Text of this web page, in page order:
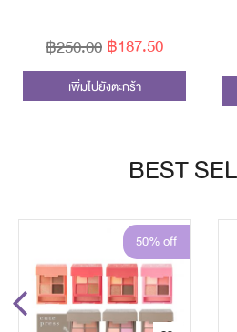
฿187.50
฿250.00
เพิ่มไปยังตะกร้า
BEST
50% off